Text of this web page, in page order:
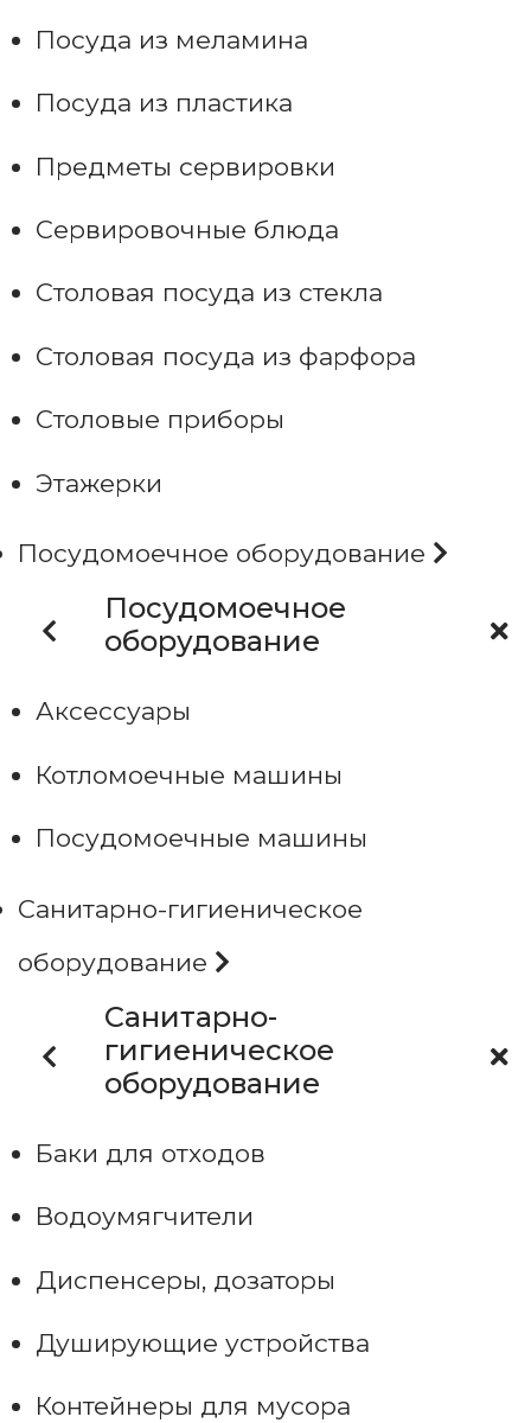
Посуда из меламина
Посуда из пластика
Предметы сервировки
Сервировочные блюда
Столовая посуда из стекла
Столовая посуда из фарфора
Столовые приборы
Этажерки
Посудомоечное оборудование
Посудомоечное
оборудование
Аксессуары
Котломоечные машины
Посудомоечные машины
Санитарно-гигиеническое
оборудование
Санитарно-
гигиеническое
оборудование
Баки для отходов
Водоумягчители
Диспенсеры, дозаторы
Душирующие устройства
Контейнеры для мусора